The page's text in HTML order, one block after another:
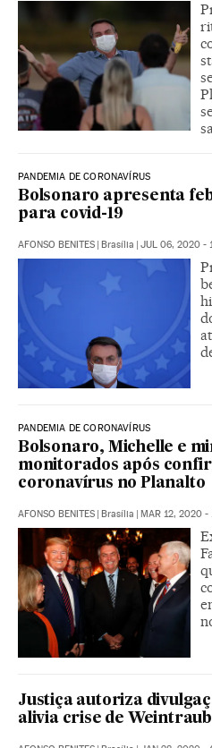
PANDEMIA DE CORONAVÍRUS
Bolsonaro apresenta
para covid-19
AFONSO BENITES Brasília JUL 06, 2020 -
PANDEMIA DE CORONAVÍRUS
Bolsonaro, Michelle e
monitorados após
coronavírus no Planalto
AFONSO BENITES Brasília MAR 12, 2020 -
Justiça autoriza
alivia crise de Weintraub